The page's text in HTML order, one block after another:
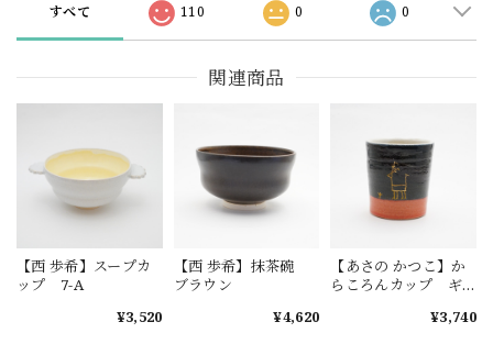
すべて 110 0 0
関連商品
【西 歩希】スープカ
ップ 7-A
¥3,520
【西 歩希】抹茶碗
ブラウン
¥4,620
【あさの かつこ】か
らころんカップ ギ
¥3,740